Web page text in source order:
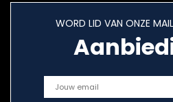
WORD LID VAN ONZE